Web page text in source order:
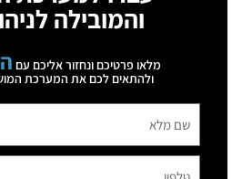
שיתוף מידע בזמן אמת
קבלת החלטות חכמה
והמובילה
מלאו פרטיכם ונחזור אליכם עם
ולהתאים לכם את המערכת